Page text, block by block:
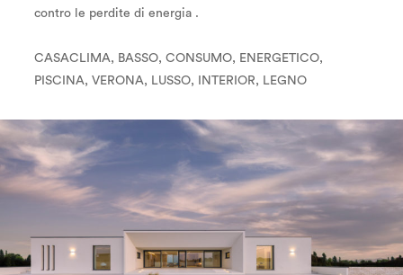
contro le perdite di energia .
CASACLIMA, BASSO, CONSUMO, ENERGETICO,
PISCINA, VERONA, LUSSO, INTERIOR, LEGNO